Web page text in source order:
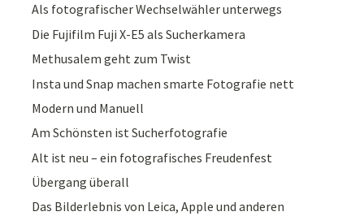
Als fotografischer Wechselwähler unterwegs
Die Fujifilm Fuji X-E5 als Sucherkamera
Methusalem geht zum Twist
Insta und Snap machen smarte Fotografie nett
Modern und Manuell
Am Schönsten ist Sucherfotografie
Alt ist neu – ein fotografisches Freudenfest
Übergang überall
Das Bilderlebnis von Leica, Apple und anderen